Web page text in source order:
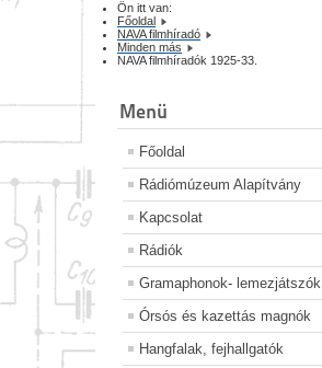
Ön itt van:
Főoldal
NAVA filmhíradó
Minden más
NAVA filmhíradók 1925-33.
Menü
Főoldal
Rádiómúzeum Alapítvány
Kapcsolat
Rádiók
Gramaphonok- lemezjátszók
Órsós és kazettás magnók
Hangfalak, fejhallgatók